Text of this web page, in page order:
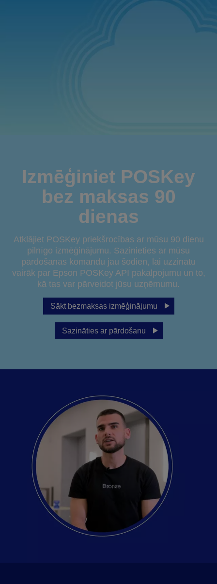
Izmēģiniet POSKey
bez maksas 90
dienas
Atklājiet POSKey priekšrocības ar mūsu 90 dienu
pilnīgo izmēģinājumu. Sazinieties ar mūsu
pārdošanas komandu jau šodien, lai uzzinātu
vairāk par Epson POSKey API pakalpojumu un to,
kā tas var pārveidot jūsu uzņēmumu.
Sākt bezmaksas izmēģinājumu
Sazināties ar pārdošanu